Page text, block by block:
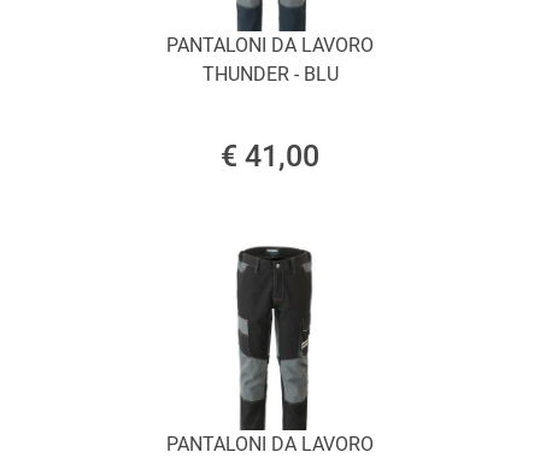
PANTALONI DA LAVORO
THUNDER - BLU
€ 41,00
PANTALONI DA LAVORO